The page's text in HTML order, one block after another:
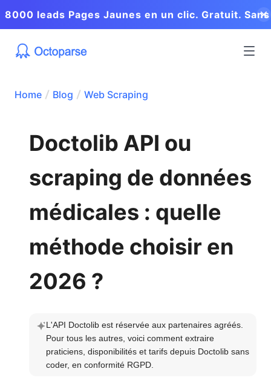
8000 leads Pages Jaunes en un clic. Gratuit. Sans
Home Blog Web Scraping
Doctolib API ou
scraping de données
médicales : quelle
méthode choisir en
2026 ?
L'API Doctolib est réservée aux partenaires agréés.
Pour tous les autres, voici comment extraire
praticiens, disponibilités et tarifs depuis Doctolib sans
coder, en conformité RGPD.